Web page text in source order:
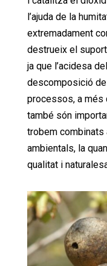
l’ajuda de la
extremadament
destrueix el
ja que l’acidesa
descomposició de
processos, a més
també són
trobem combinats
ambientals, la
qualitat i